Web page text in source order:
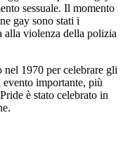
sessuale. Il momento
gay sono stati i
violenza della polizia
1970 per celebrare gli
importante, più
è stato celebrato in